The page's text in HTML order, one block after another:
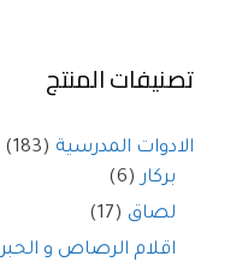
تصنيفات المنتج
الادوات المدرسية (183)
بركار (6)
لصاق (17)
اقلام الرصاص و الحبر